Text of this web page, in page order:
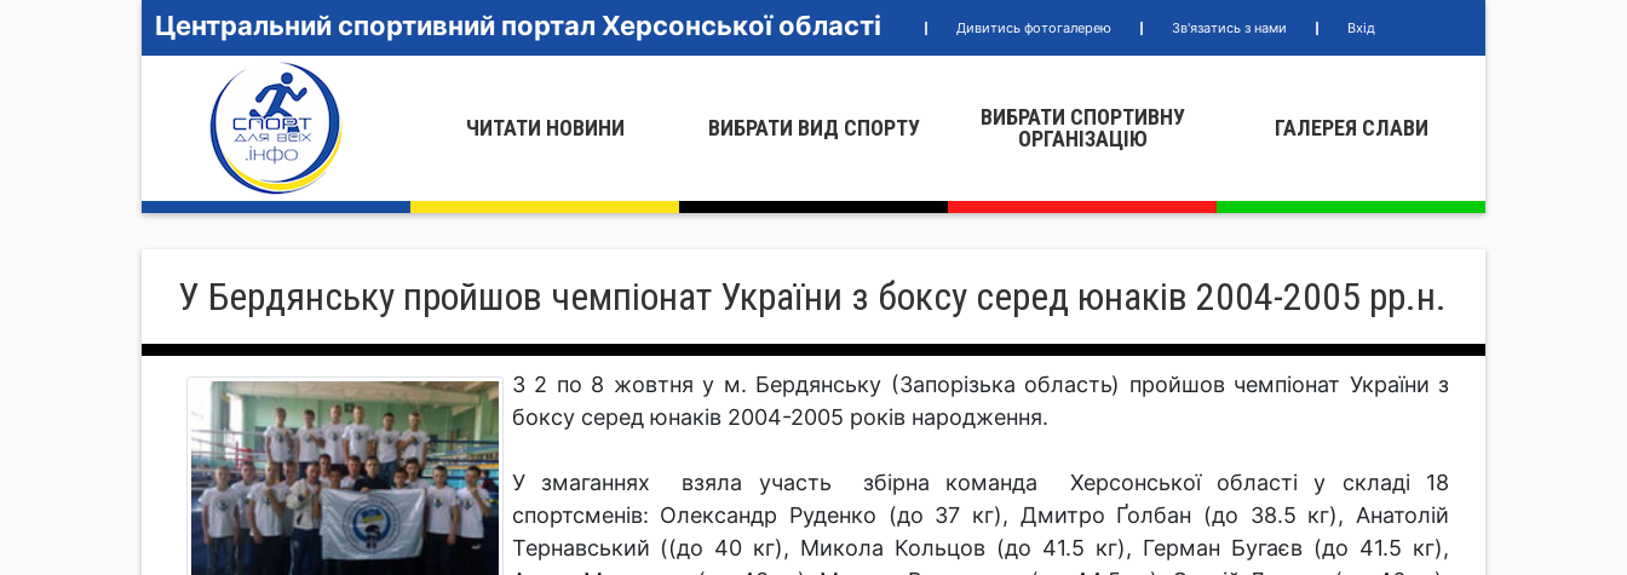
Центральний спортивний портал Херсонської області Дивитись фотогалерею Зв'язатись з нами Вхід
ЧИТАТИ НОВИНИ ВИБРАТИ ВИД СПОРТУ
ВИБРАТИ СПОРТИВНУ
ОРГАНIЗАЦIЮ
ГАЛЕРЕЯ СЛАВИ
У Бердянську пройшов чемпіонат України з боксу серед юнаків 2004-2005 рр.н.
З 2 по 8 жовтня у м. Бердянську (Запорізька область) пройшов чемпіонат України з
боксу серед юнаків 2004-2005 років народження.
У змаганнях взяла участь збірна команда Херсонської області у складі 18
спортсменів: Олександр Руденко (до 37 кг), Дмитро Ґолбан (до 38.5 кг), Анатолій
Тернавський ((до 40 кг), Микола Кольцов (до 41.5 кг), Герман Бугаєв (до 41.5 кг),